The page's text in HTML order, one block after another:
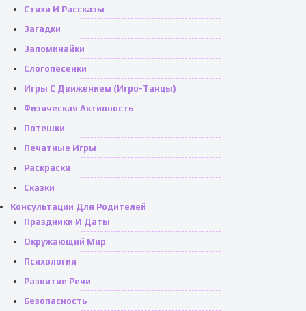
Стихи И Рассказы
Загадки
Запоминайки
Слогопесенки
Игры С Движением (игро-Танцы)
Физическая Активность
Потешки
Печатные Игры
Раскраски
Сказки
Консультации Для Родителей
Праздники И Даты
Окружающий Мир
Психология
Развитие Речи
Безопасность